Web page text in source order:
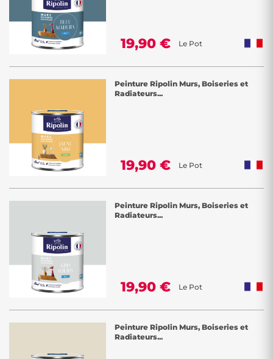
19,90 € Le Pot
Peinture Ripolin Murs, Boiseries et
Radiateurs...
19,90 € Le Pot
Peinture Ripolin Murs, Boiseries et
Radiateurs...
19,90 € Le Pot
Peinture Ripolin Murs, Boiseries et
Radiateurs...